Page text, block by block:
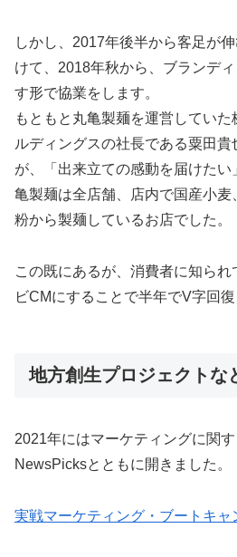
しかし、2017年後半から客足が
けて、2018年秋から、ブランデ
す形で協業をします。
もともと丸亀製麺を運営してい
ルディングスの社長である粟田
が、「出来立ての感動を届けた
亀製麺は全店舗、店内で国産小麦
粉から製麺しているお店でした。
この既にあるが、消費者に知ら
ビCMにすることで半年でV字回復
地方創生プロジェクトな
2021年にはマーケティングに関
NewsPicksとともに開きました。
実戦マーケティング・ブートキャ